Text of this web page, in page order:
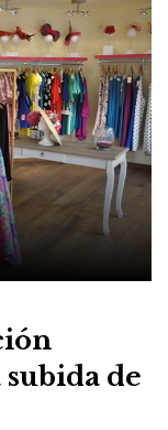
de